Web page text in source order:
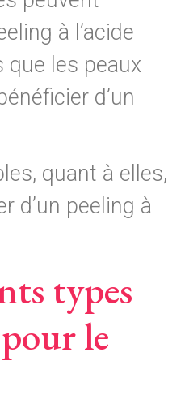
à l’acide
que les peaux
d’un
quant à elles,
d’un peeling à
types
le